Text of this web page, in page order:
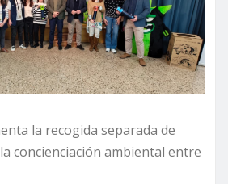
la recogida separada de
concienciación ambiental entre